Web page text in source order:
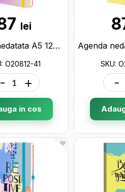
lei
Agenda nedatata A5 128 foi cu elastic Never Say No (cop.tare) linii O20812-41
O20812-41
- +
in cos
SKU:
-